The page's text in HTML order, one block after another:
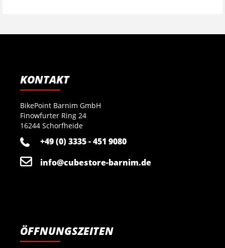
KONTAKT
BikePoint Barnim GmbH
Finowfurter Ring 24
16244 Schorfheide
+49 (0) 3335 - 451 9080
info@cubestore-barnim.de
ÖFFNUNGSZEITEN